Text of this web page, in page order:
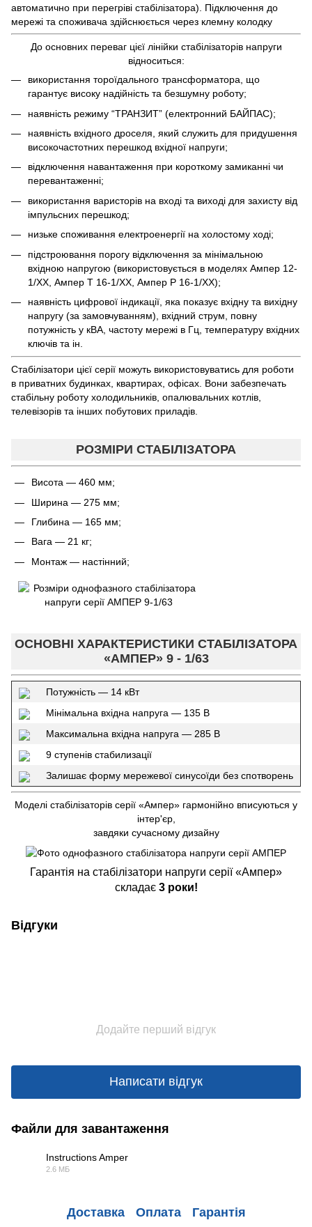
автоматично при перегріві стабілізатора). Підключення до
мережі та споживача здійснюється через клемну колодку
До основних переваг цієї лінійки стабілізаторів напруги
відноситься:
використання тороїдального трансформатора, що
гарантує високу надійність та безшумну роботу;
наявність режиму “ТРАНЗИТ” (електронний БАЙПАС);
наявність вхідного дроселя, який служить для придушення
високочастотних перешкод вхідної напруги;
відключення навантаження при короткому замиканні чи
перевантаженні;
використання варисторів на вході та виході для захисту від
імпульсних перешкод;
низьке споживання електроенергії на холостому ході;
підстроювання порогу відключення за мінімальною
вхідною напругою (використовується в моделях Ампер 12-
1/ХХ, Ампер Т 16-1/ХХ, Ампер Р 16-1/ХХ);
наявність цифрової індикації, яка показує вхідну та вихідну
напругу (за замовчуванням), вхідний струм, повну
потужність у кВА, частоту мережі в Гц, температуру вхідних
ключів та ін.
Стабілізатори цієї серії можуть використовуватись для роботи
в приватних будинках, квартирах, офісах. Вони забезпечать
стабільну роботу холодильників, опалювальних котлів,
телевізорів та інших побутових приладів.
РОЗМІРИ СТАБІЛІЗАТОРА
Висота — 460 мм;
Ширина — 275 мм;
Глибина — 165 мм;
Вага — 21 кг;
Монтаж — настінний;
ОСНОВНІ ХАРАКТЕРИСТИКИ СТАБІЛІЗАТОРА
«АМПЕР» 9 - 1/63
Потужність — 14 кВт
Мінімальна вхідна напруга — 135 В
Максимальна вхідна напруга — 285 В
9 ступенів стабилизації
Залишає форму мережевої синусоїди без спотворень
Моделі стабілізаторів серії «Ампер» гармонійно вписуються у
інтер'єр,
завдяки сучасному дизайну
Гарантія на стабілізатори напруги серії «Ампер»
складає 3 роки!
Відгуки
Додайте перший відгук
Написати відгук
Файли для завантаження
Instructions Amper
2.6 МБ
Доставка Оплата Гарантія